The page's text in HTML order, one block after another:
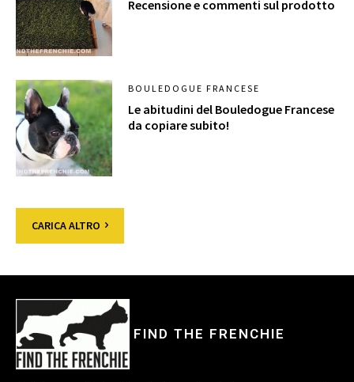
Recensione e commenti sul prodotto
BOULEDOGUE FRANCESE
Le abitudini del Bouledogue Francese
da copiare subito!
CARICA ALTRO
FIND THE FRENCHIE